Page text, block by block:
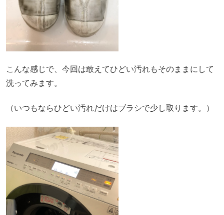
こんな感じで、今回は敢えてひどい汚れもそのままにして
洗ってみます。
（いつもならひどい汚れだけはブラシで少し取ります。）